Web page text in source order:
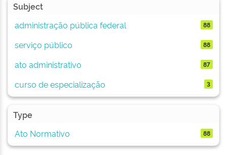
Subject
administração pública federal
88
serviço público 88
ato administrativo 87
curso de especialização 3
Type
Ato Normativo
88